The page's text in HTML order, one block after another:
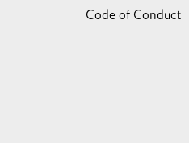
Code of Conduct